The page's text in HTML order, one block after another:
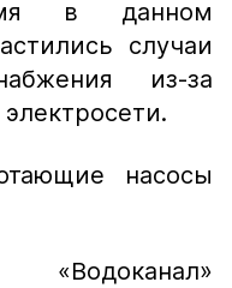
в данном
случаи
из-за
насосы